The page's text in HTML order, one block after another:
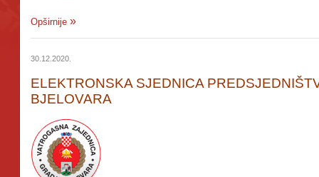
Opširnije
30.12.2020.
ELEKTRONSKA SJEDNICA
BJELOVARA